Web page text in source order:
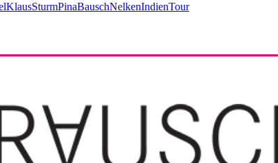
KlausSturmPinaBauschNelkenIndienTour